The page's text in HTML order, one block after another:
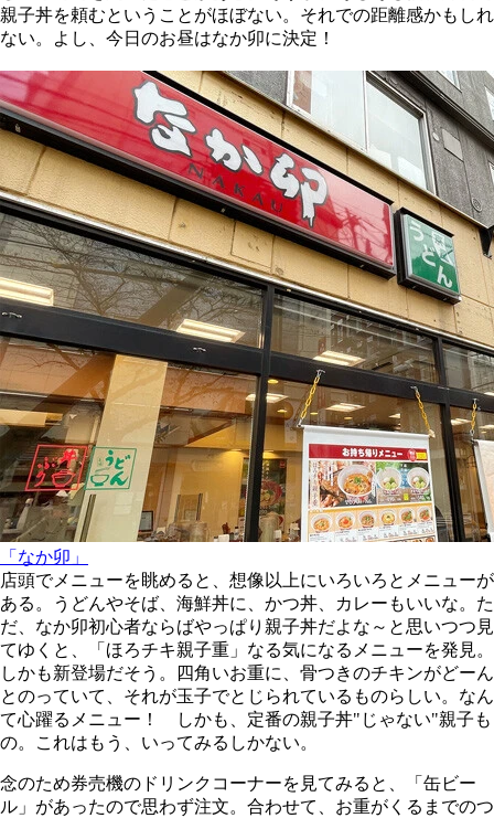
親子丼を頼むということがほぼない。それでの距離感かもしれ
ない。よし、今日のお昼はなか卯に決定！
「なか卯」
店頭でメニューを眺めると、想像以上にいろいろとメニューが
ある。うどんやそば、海鮮丼に、かつ丼、カレーもいいな。た
だ、なか卯初心者ならばやっぱり親子丼だよな～と思いつつ見
てゆくと、「ほろチキ親子重」なる気になるメニューを発見。
しかも新登場だそう。四角いお重に、骨つきのチキンがどーん
とのっていて、それが玉子でとじられているものらしい。なん
て心躍るメニュー！ しかも、定番の親子丼"じゃない"親子も
の。これはもう、いってみるしかない。
念のため券売機のドリンクコーナーを見てみると、「缶ビー
ル」があったので思わず注文。合わせて、お重がくるまでのつ